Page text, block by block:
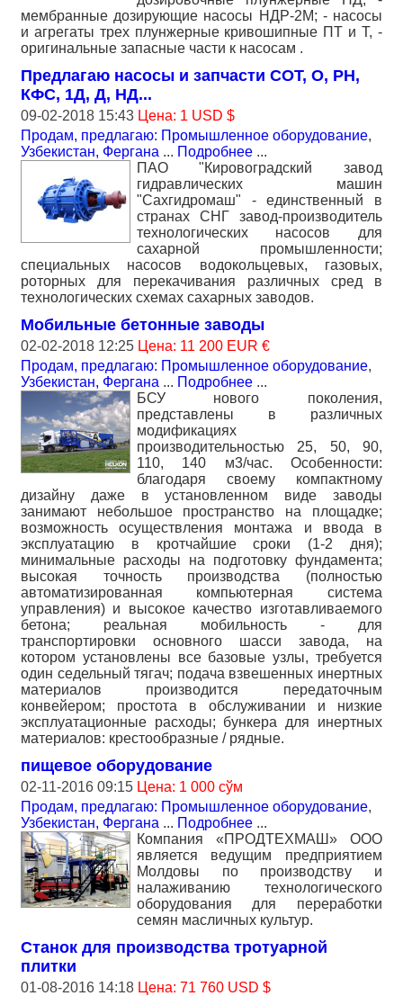
мембранные дозирующие насосы НДР-2М; - насосы
и агрегаты трех плунжерные кривошипные ПТ и Т, -
оригинальные запасные части к насосам .
Предлагаю насосы и запчасти СОТ, О, РН,
КФС, 1Д, Д, НД...
09-02-2018 15:43 Цена: 1 USD $
Продам, предлагаю: Промышленное оборудование,
Узбекистан, Фергана ... Подробнее ...
ПАО "Кировоградский завод
гидравлических машин
"Сахгидромаш" - единственный в
странах СНГ завод-производитель
технологических насосов для
сахарной промышленности;
специальных насосов водокольцевых, газовых,
роторных для перекачивания различных сред в
технологических схемах сахарных заводов.
Мобильные бетонные заводы
02-02-2018 12:25 Цена: 11 200 EUR €
Продам, предлагаю: Промышленное оборудование,
Узбекистан, Фергана ... Подробнее ...
БСУ нового поколения,
представлены в различных
модификациях
производительностью 25, 50, 90,
110, 140 м3/час. Особенности:
благодаря своему компактному
дизайну даже в установленном виде заводы
занимают небольшое пространство на площадке;
возможность осуществления монтажа и ввода в
эксплуатацию в кротчайшие сроки (1-2 дня);
минимальные расходы на подготовку фундамента;
высокая точность производства (полностью
автоматизированная компьютерная система
управления) и высокое качество изготавливаемого
бетона; реальная мобильность - для
транспортировки основного шасси завода, на
котором установлены все базовые узлы, требуется
один седельный тягач; подача взвешенных инертных
материалов производится передаточным
конвейером; простота в обслуживании и низкие
эксплуатационные расходы; бункера для инертных
материалов: крестообразные / рядные.
пищевое оборудование
02-11-2016 09:15 Цена: 1 000 сўм
Продам, предлагаю: Промышленное оборудование,
Узбекистан, Фергана ... Подробнее ...
Компания «ПРОДТЕХМАШ» ООО
является ведущим предприятием
Молдовы по производству и
налаживанию технологического
оборудования для переработки
семян масличных культур.
Станок для производства тротуарной
плитки
01-08-2016 14:18 Цена: 71 760 USD $